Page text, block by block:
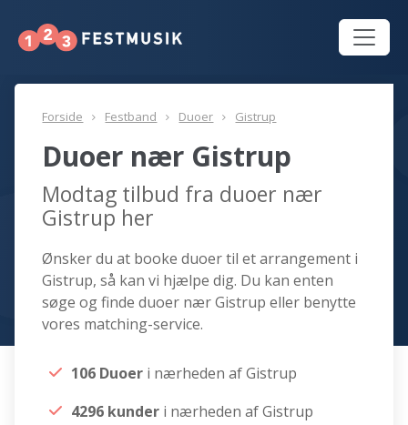
Forside Festband Duoer Gistrup
Duoer nær Gistrup
Modtag tilbud fra duoer nær
Gistrup her
Ønsker du at booke duoer til et arrangement i
Gistrup, så kan vi hjælpe dig. Du kan enten
søge og finde duoer nær Gistrup eller benytte
vores matching-service.
106 Duoer i nærheden af Gistrup
4296 kunder i nærheden af Gistrup